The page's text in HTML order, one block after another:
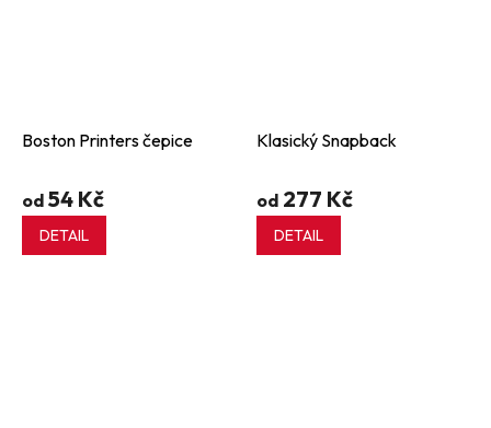
Boston Printers čepice
od 54 Kč
DETAIL
Klasický Snapback
od 277 Kč
DETAIL